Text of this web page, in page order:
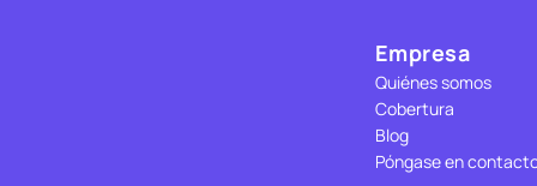
Empresa
Quiénes somos
Cobertura
Blog
Póngase en